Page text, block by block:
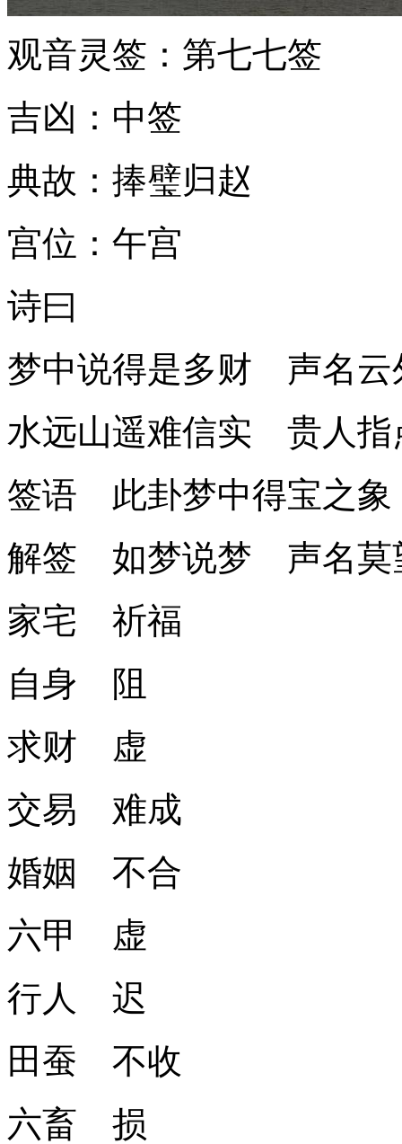
观音灵签：第七七签
吉凶：中签
典故：捧璧归赵
宫位：午宫
诗曰
梦中说得是多财 声名云
水远山遥难信实 贵人指
签语 此卦梦中得宝之
解签 如梦说梦 声名
家宅 祈福
自身 阻
求财 虚
交易 难成
婚姻 不合
六甲 虚
行人 迟
田蚕 不收
六畜 损